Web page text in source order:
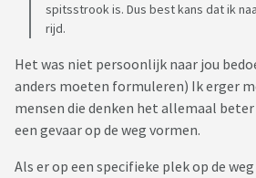
spitsstrook is. Dus best kans dat ik
rijd.
Het was niet persoonlijk naar jou
anders moeten formuleren) Ik erger
mensen die denken het allemaal
een gevaar op de weg vormen.
Als er op een specifieke plek op de